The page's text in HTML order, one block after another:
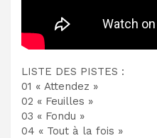
LISTE DES PISTES :
01 « Attendez »
02 « Feuilles »
03 « Fondu »
04 « Tout à la fois »